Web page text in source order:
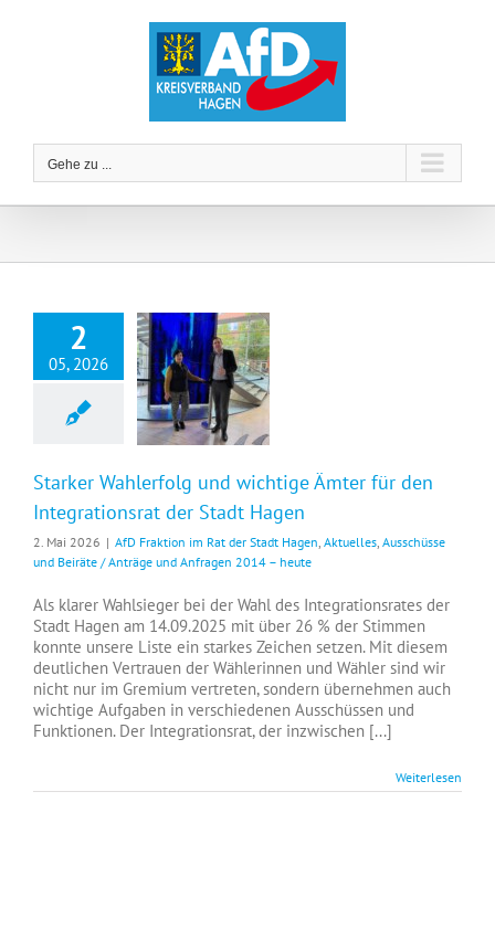
Gehe zu ...
2
05, 2026
Starker Wahlerfolg und wichtige Ämter für den
Integrationsrat der Stadt Hagen
2. Mai 2026 | AfD Fraktion im Rat der Stadt Hagen, Aktuelles, Ausschüsse
und Beiräte / Anträge und Anfragen 2014 – heute
Als klarer Wahlsieger bei der Wahl des Integrationsrates der
Stadt Hagen am 14.09.2025 mit über 26 % der Stimmen
konnte unsere Liste ein starkes Zeichen setzen. Mit diesem
deutlichen Vertrauen der Wählerinnen und Wähler sind wir
nicht nur im Gremium vertreten, sondern übernehmen auch
wichtige Aufgaben in verschiedenen Ausschüssen und
Funktionen. Der Integrationsrat, der inzwischen [...]
Weiterlesen